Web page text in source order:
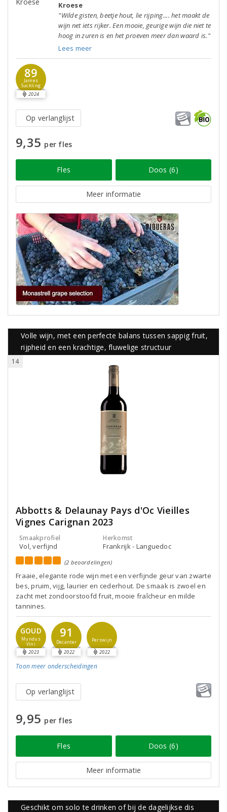
Kroese
"Wilde gisten, beetje hout, lie rijping.... het maakt de
wijn net iets rijker. Een mooie, geurige wijn die niet te
hoog in zuren is en het proeven meer dan waard is."
Lees meer
89
James
Suckling
2024
Op verlanglijst
9,35 per fles
Fles Doos (6)
Meer informatie
Volle wijn, met een perfecte balans tussen sappig fruit,
rijpheid en een krachtige, fluwelige structuur
14
Abbotts & Delaunay Pays d'Oc Vieilles
Vignes Carignan 2023
Smaakprofiel
Vol, verfijnd
Herkomst
Frankrijk - Languedoc
(2 beoordelingen)
Fraaie, elegante rode wijn met een verfijnde geur van zwarte
bes, pruim, vijg, laurier en cederhout. De smaak is zwoel en
zacht met zondoorstoofd fruit, mooie fraîcheur en milde
tannines.
GOUD
Mundus
Vini
2023
91
Decanter
2022
Perswijn
2022
Toon meer onderscheidingen
Op verlanglijst
9,95 per fles
Fles Doos (6)
Meer informatie
Geschikt om solo te drinken of bij de dagelijkse dis